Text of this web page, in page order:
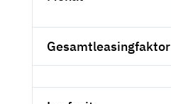
Gesamtleasingfaktor